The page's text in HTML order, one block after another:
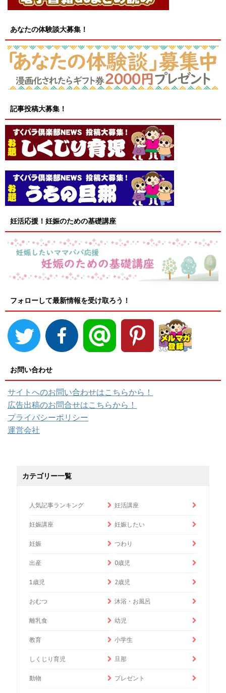
あなたの体験談大募集！
記事投稿大募集！
妊活応援！妊娠のための基礎講座
フォローして最新情報を受け取ろう！
お問い合わせ
サイトへのお問い合わせはこちらから！
広告出稿のお問合せはこちらから！
プライバシーポリシー
運営会社
カテゴリー一覧
人気記事ランキング 妊活講座
妊娠講座 妊娠したい
妊娠 つわり
出産 0歳児
1歳児 2歳児
おむつ 沐浴・お風呂
離乳食 幼児
教育 小学生
しくじり育児 旦那
動物 プレゼント